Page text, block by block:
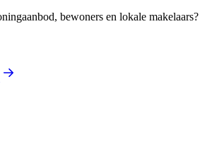
bewoners en lokale makelaars?